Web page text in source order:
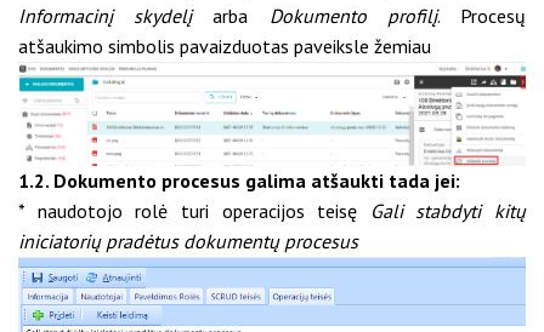
Informacinį skydelįarba Dokumento profilį. Procesų
atšaukimo simbolis pavaizduotas paveiksle žemiau
1.2. Dokumento procesus galima atšaukti tada jei:
* naudotojo rolė turi operacijos teisę
Gali stabdyti kitų
iniciatorių pradėtus dokumentų procesus